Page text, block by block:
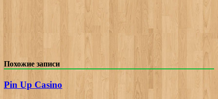
Похожие записи
Pin Up Casino